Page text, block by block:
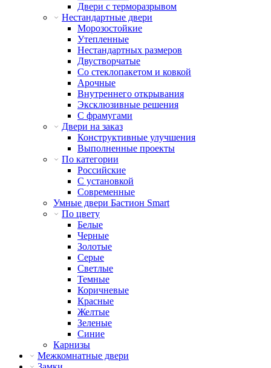
Двери с терморазрывом
Нестандартные двери
Морозостойкие
Утепленные
Нестандартных размеров
Двустворчатые
Со стеклопакетом и ковкой
Арочные
Внутреннего открывания
Эксклюзивные решения
С фрамугами
Двери на заказ
Конструктивные улучшения
Выполненные проекты
По категории
Российские
С установкой
Современные
Умные двери Бастион Smart
По цвету
Белые
Черные
Золотые
Серые
Светлые
Темные
Коричневые
Красные
Желтые
Зеленые
Синие
Карнизы
Межкомнатные двери